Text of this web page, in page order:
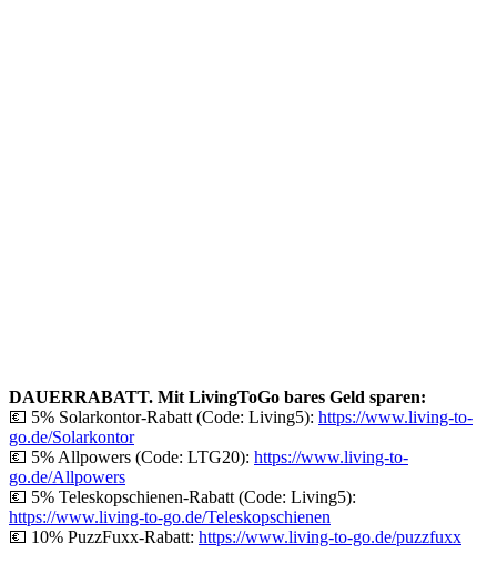
DAUERRABATT. Mit LivingToGo bares Geld sparen:
💶 5% Solarkontor-Rabatt (Code: Living5): https://www.living-to-
go.de/Solarkontor
💶 5% Allpowers (Code: LTG20): https://www.living-to-
go.de/Allpowers
💶 5% Teleskopschienen-Rabatt (Code: Living5):
https://www.living-to-go.de/Teleskopschienen
💶 10% PuzzFuxx-Rabatt: https://www.living-to-go.de/puzzfuxx